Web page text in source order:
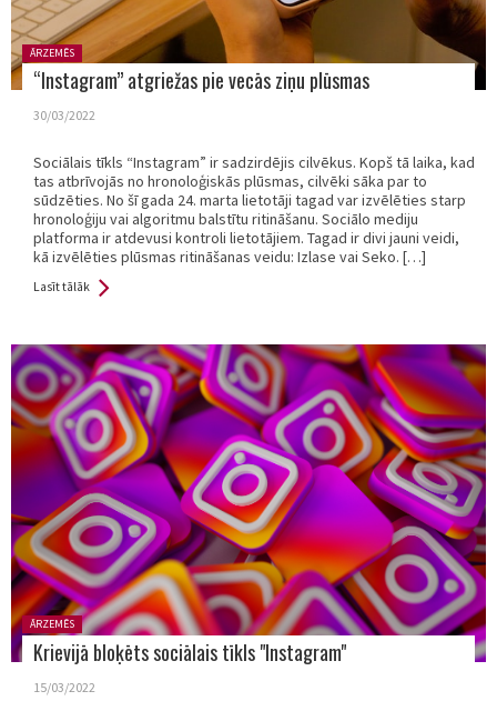
Posted
in:
ĀRZEMĒS
“Instagram” atgriežas pie vecās ziņu plūsmas
30/03/2022
Sociālais tīkls “Instagram” ir sadzirdējis cilvēkus. Kopš tā laika, kad
tas atbrīvojās no hronoloģiskās plūsmas, cilvēki sāka par to
sūdzēties. No šī gada 24. marta lietotāji tagad var izvēlēties starp
hronoloģiju vai algoritmu balstītu ritināšanu. Sociālo mediju
platforma ir atdevusi kontroli lietotājiem. Tagad ir divi jauni veidi,
kā izvēlēties plūsmas ritināšanas veidu: Izlase vai Seko. […]
Lasīt tālāk
Posted
in:
ĀRZEMĒS
Krievijā bloķēts sociālais tīkls "Instagram"
15/03/2022